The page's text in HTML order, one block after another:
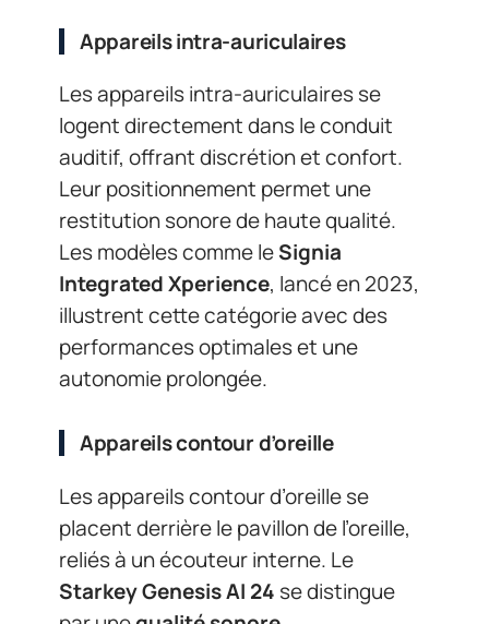
Appareils intra-auriculaires
Les appareils intra-auriculaires se
logent directement dans le conduit
auditif, offrant discrétion et confort.
Leur positionnement permet une
restitution sonore de haute qualité.
Les modèles comme leSignia
Integrated Xperience, lancé en 2023,
illustrent cette catégorie avec des
performances optimales et une
autonomie prolongée.
Appareils contour d’oreille
Les appareils contour d’oreille se
placent derrière le pavillon de l’oreille,
reliés à un écouteur interne. Le
Starkey Genesis AI 24 se distingue